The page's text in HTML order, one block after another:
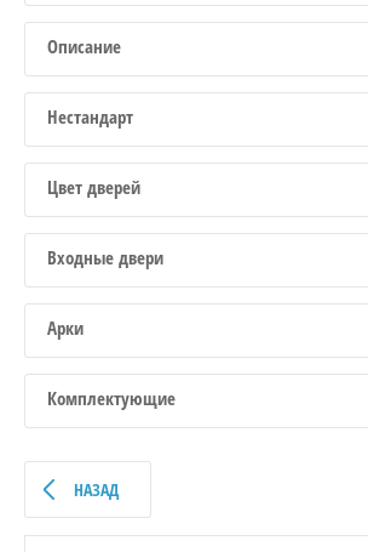
Описание
Нестандарт
Цвет дверей
Входные двери
Арки
Комплектующие
НАЗАД